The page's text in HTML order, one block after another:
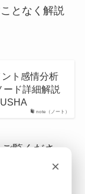
となく解説
note（ノート）
ト感情分析
ード詳細解説
覧くださ
×